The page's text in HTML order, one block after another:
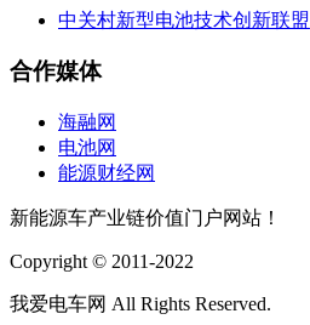
中关村新型电池技术创新联盟
合作媒体
海融网
电池网
能源财经网
新能源车产业链价值门户网站！
Copyright © 2011-2022
我爱电车网 All Rights Reserved.